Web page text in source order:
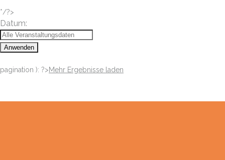
*/?>
Datum:
Anwenden
pagination ): ?>Mehr Ergebnisse laden